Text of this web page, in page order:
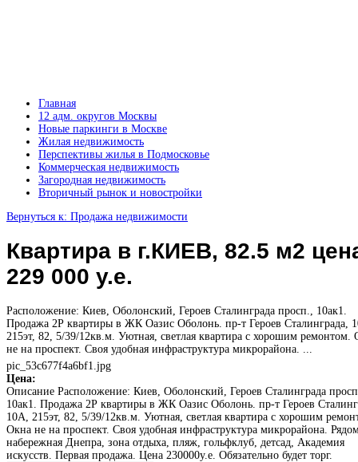
Главная
12 адм. округов Москвы
Новые паркинги в Москве
Жилая недвижимость
Перспективы жилья в Подмосковье
Коммерческая недвижимость
Загородная недвижимость
Вторичный рынок и новостройки
Вернуться к: Продажа недвижимости
Квартира в г.КИЕВ, 82.5 м2
229 000 у.е.
Расположение: Киев, Оболонский, Героев Сталинграда просп., 10ак1.
Продажа 2Р квартиры в ЖК Оазис Оболонь. пр-т Героев Сталинграда,
215эт, 82, 5/39/12кв.м. Уютная, светлая квартира с хорошим ремонтом.
не на проспект. Своя удобная инфраструктура микрорайона. ...
pic_53c677f4a6bf1.jpg
Цена:
Описание Расположение: Киев, Оболонский, Героев Сталинграда просп.,
10ак1. Продажа 2Р квартиры в ЖК Оазис Оболонь. пр-т Героев
10А, 215эт, 82, 5/39/12кв.м. Уютная, светлая квартира с хорошим
Окна не на проспект. Своя удобная инфраструктура микрорайона.
набережная Днепра, зона отдыха, пляж, гольфклуб, детсад, Академия
искусств. Первая продажа. Цена 230000у.е. Обязательно будет торг.